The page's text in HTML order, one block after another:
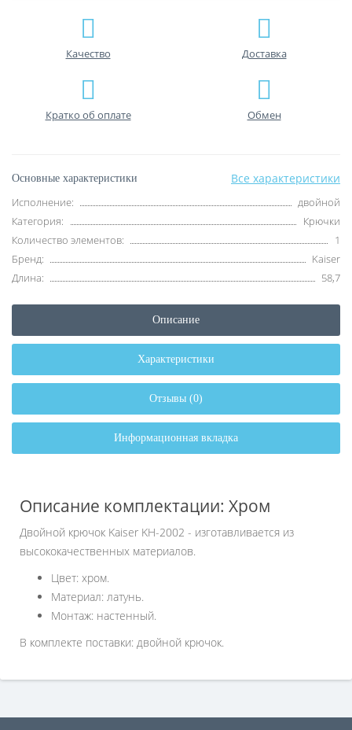
Качество Доставка
Кратко об оплате Обмен
Основные характеристики Все характеристики
Исполнение:
двойной
Категория:
Крючки
Количество элементов:
1
Бренд:
Kaiser
Длина:
58,7
Описание
Характеристики
Отзывы (0)
Информационная вкладка
Описание комплектации: Хром
Двойной крючок Kaiser KH-2002 - изготавливается из
высококачественных материалов.
Цвет: хром.
Материал: латунь.
Монтаж: настенный.
В комплекте поставки: двойной крючок.